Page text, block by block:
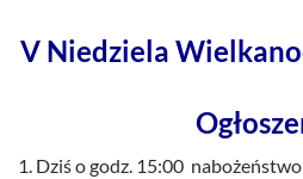
V Niedziela
Dziś o godz. 15:00